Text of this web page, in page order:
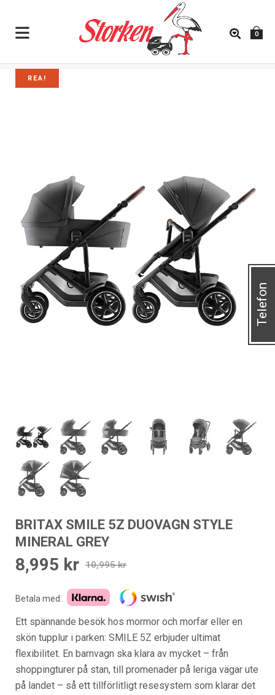
0
REA!
BRITAX SMILE 5Z DUOVAGN STYLE
MINERAL GREY
10,995kr
Det
priset
10,995 kr.
8,995 krDet
priset
8,995 kr.
Betala med:
Ett spännande besök hos mormor och morfar eller en
skön tupplur i parken: SMILE 5Z erbjuder ultimat
flexibilitet. En barnvagn ska klara av mycket – från
shoppingturer på stan, till promenader på leriga vägar ute
på landet – så ett tillförlitligt resesystem som klarar det
Telefon